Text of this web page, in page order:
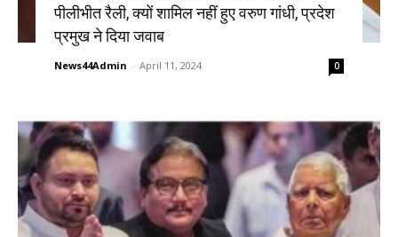
पीलीभीत रैली, क्यों शामिल नहीं हुए वरुण गांधी, प्रदेश
प्रमुख ने दिया जवाब
News44Admin - April 11, 2024 0